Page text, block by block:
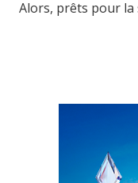
Alors, prêts pour la